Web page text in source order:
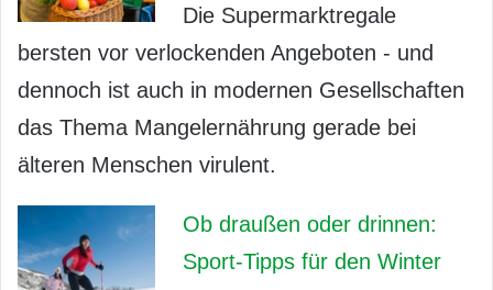
Die Supermarktregale
bersten vor verlockenden Angeboten - und
dennoch ist auch in modernen Gesellschaften
das Thema Mangelernährung gerade bei
älteren Menschen virulent.
Ob draußen oder drinnen:
Sport-Tipps für den Winter